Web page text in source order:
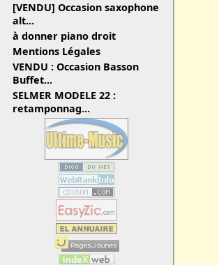
[VENDU] Occasion saxophone
alt...
à donner piano droit
Mentions Légales
VENDU : Occasion Basson
Buffet...
SELMER MODELE 22 :
retamponnag...